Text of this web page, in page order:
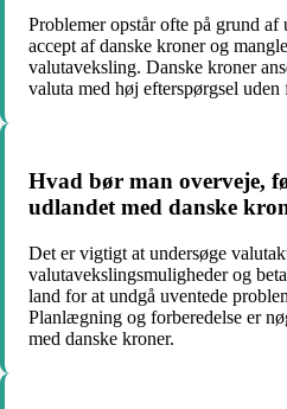
Problemer opstår ofte på grund af
accept af danske kroner og
valutaveksling. Danske kroner
valuta med høj efterspørgsel
Hvad bør man overveje,
udlandet med danske
Det er vigtigt at undersøge
valutavekslingsmuligheder og
land for at undgå uventede
Planlægning og forberedelse er
med danske kroner.